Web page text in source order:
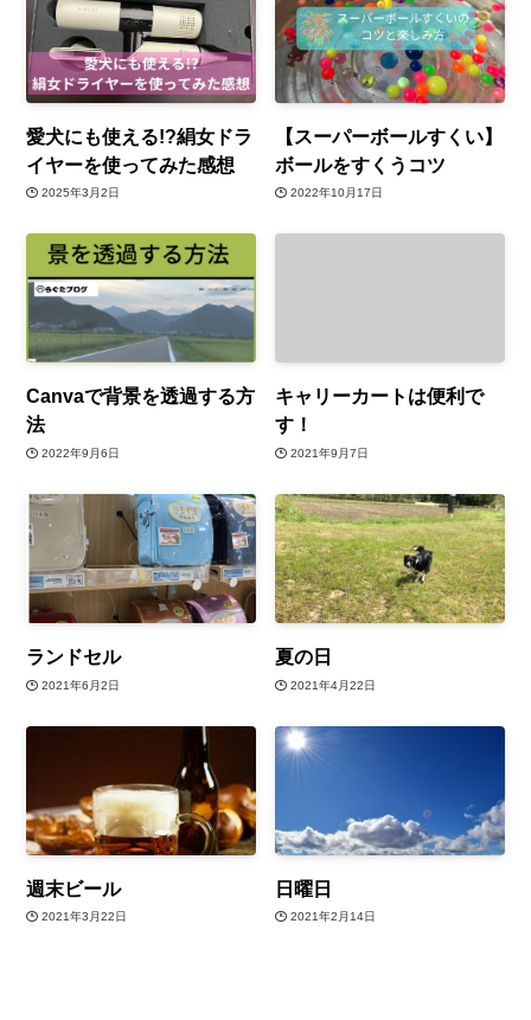
愛犬にも使える!?絹女ドラ
イヤーを使ってみた感想
2025年3月2日
【スーパーボールすくい】
ボールをすくうコツ
2022年10月17日
Canvaで背景を透過する方
法
2022年9月6日
キャリーカートは便利で
す！
2021年9月7日
ランドセル
2021年6月2日
夏の日
2021年4月22日
週末ビール
2021年3月22日
日曜日
2021年2月14日